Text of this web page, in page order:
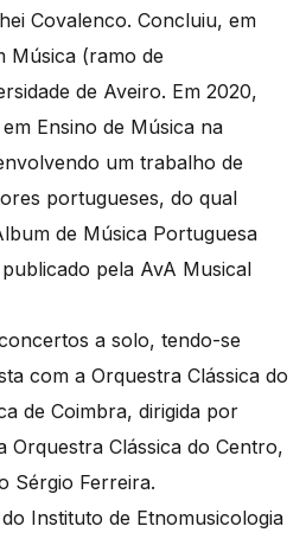
Covalenco. Concluiu, em
Música (ramo de
de Aveiro. Em 2020,
Ensino de Música na
um trabalho de
portugueses, do qual
de Música Portuguesa
pela AvA Musical
a solo, tendo-se
com a Orquestra Clássica do
de Coimbra, dirigida por
Orquestra Clássica do Centro,
Sérgio Ferreira.
Instituto de Etnomusicologia